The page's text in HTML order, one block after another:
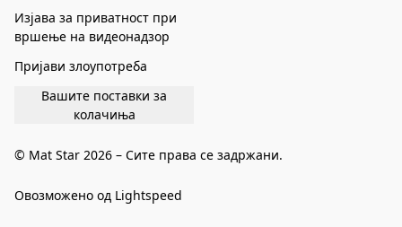
Изјава за приватност при
вршење на видеонадзор
Пријави злоупотреба
Вашите поставки за
колачиња
© Mat Star 2026 – Сите права се задржани.
Овозможено од Lightspeed